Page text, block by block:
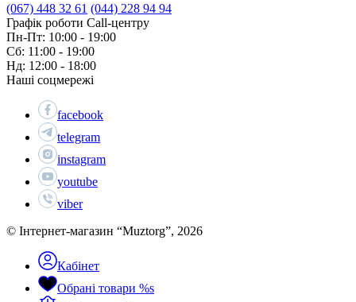
(067) 448 32 61 (044) 228 94 94
Графік роботи Call-центру
Пн-Пт: 10:00 - 19:00
Сб: 11:00 - 19:00
Нд: 12:00 - 18:00
Наші соцмережі
facebook
telegram
instagram
youtube
viber
© Інтернет-магазин “Muztorg”, 2026
Кабінет
Обрані товари %s